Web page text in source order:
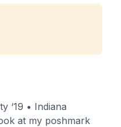
‘19 • Indiana
at my poshmark